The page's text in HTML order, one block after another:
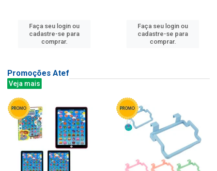
Faça seu login ou
cadastre-se para
comprar.
Faça seu login ou
cadastre-se para
comprar.
Promoções Atef
Veja mais